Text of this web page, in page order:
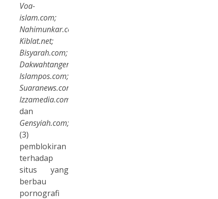
Voa-
islam.com;
Nahimunkar.com;
Kiblat.net;
Bisyarah.com;
Dakwahtangerang.com;
Islampos.com;
Suaranews.com;
Izzamedia.com;
dan
Gensyiah.com;
(3)
pemblokiran
terhadap
situs yang
berbau
pornografi